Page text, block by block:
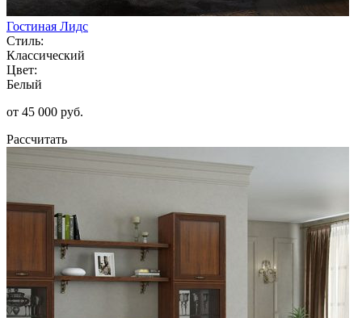
Гостиная Лидс
Стиль:
Классический
Цвет:
Белый
от 45 000 руб.
Рассчитать